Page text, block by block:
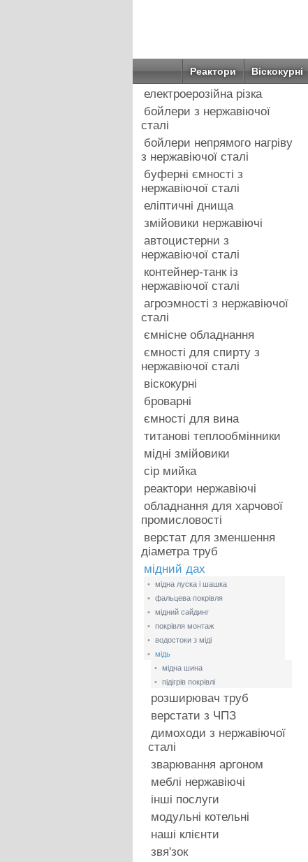
Реактори Віскокурні
електроерозійна різка
бойлери з нержавіючої
сталі
бойлери непрямого нагріву
з нержавіючої сталі
буферні ємності з
нержавіючої сталі
еліптичні днища
змійовики нержавіючі
автоцистерни з
нержавіючої сталі
контейнер-танк із
нержавіючої сталі
агроэмності з нержавіючої
сталі
ємнісне обладнання
ємності для спирту з
нержавіючої сталі
віскокурні
броварні
ємності для вина
титанові теплообмінники
мідні змійовики
cip мийка
реактори нержавіючі
обладнання для харчової
промисловості
верстат для зменшення
діаметра труб
мідний дах
• мідна луска і шашка
• фальцева покрівля
• мідний сайдинг
• покрівля монтаж
• водостоки з міді
• мідь
• мідна шина
• підігрів покрівлі
розширювач труб
верстати з ЧПЗ
димоходи з нержавіючої
сталі
зварювання аргоном
меблі нержавіючі
інші послуги
модульні котельні
наші клієнти
звя'зок